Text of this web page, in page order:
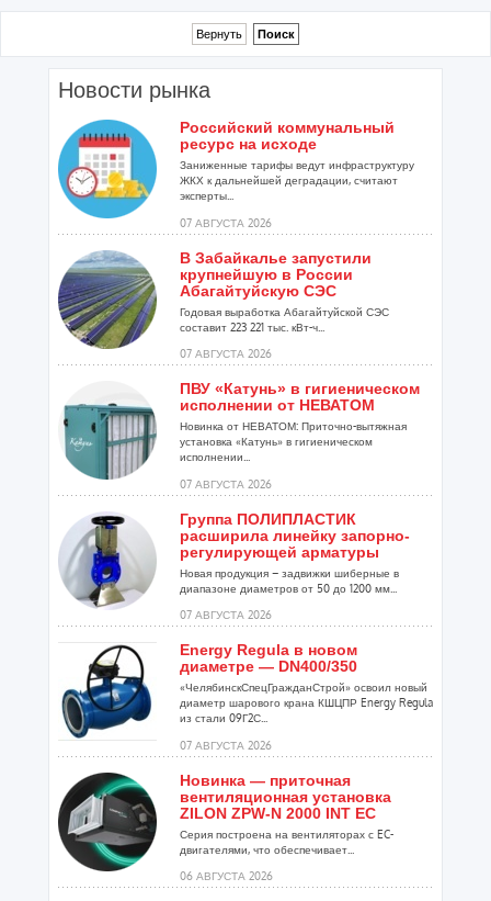
Новости рынка
Российский коммунальный
ресурс на исходе
Заниженные тарифы ведут инфраструктуру
ЖКХ к дальнейшей деградации, считают
эксперты...
07 АВГУСТА 2026
В Забайкалье запустили
крупнейшую в России
Абагайтуйскую СЭС
Годовая выработка Абагайтуйской СЭС
составит 223 221 тыс. кВт-ч...
07 АВГУСТА 2026
ПВУ «Катунь» в гигиеническом
исполнении от НЕВАТОМ
Новинка от НЕВАТОМ: Приточно-вытяжная
установка «Катунь» в гигиеническом
исполнении...
07 АВГУСТА 2026
Группа ПОЛИПЛАСТИК
расширила линейку запорно-
регулирующей арматуры
Новая продукция – задвижки шиберные в
диапазоне диаметров от 50 до 1200 мм...
07 АВГУСТА 2026
Energy Regula в новом
диаметре — DN400/350
«ЧелябинскСпецГражданСтрой» освоил новый
диаметр шарового крана КШЦПР Energy Regula
из стали 09Г2С...
07 АВГУСТА 2026
Новинка — приточная
вентиляционная установка
ZILON ZPW-N 2000 INT EC
Серия построена на вентиляторах с EC-
двигателями, что обеспечивает...
06 АВГУСТА 2026